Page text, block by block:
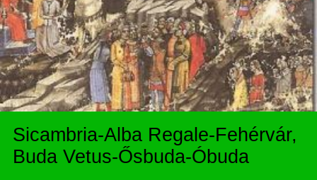
Sicambria-Alba Regale-Fehérvár,
Buda Vetus-Ősbuda-Óbuda